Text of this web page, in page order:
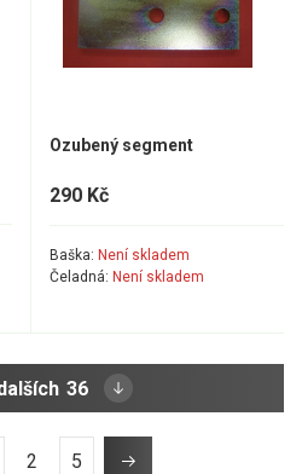
Ozubený segment
290 Kč
Baška: Není skladem
Čeladná: Není skladem
36
2 5